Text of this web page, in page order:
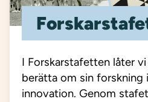
I Forskarstafetten låter
berätta om sin forskning
innovation. Genom